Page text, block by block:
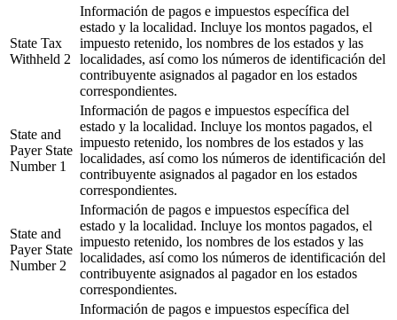
State Tax
Withheld 2
Información de pagos e impuestos específica del
estado y la localidad. Incluye los montos pagados, el
impuesto retenido, los nombres de los estados y las
localidades, así como los números de identificación del
contribuyente asignados al pagador en los estados
correspondientes.
State and
Payer State
Number 1
Información de pagos e impuestos específica del
estado y la localidad. Incluye los montos pagados, el
impuesto retenido, los nombres de los estados y las
localidades, así como los números de identificación del
contribuyente asignados al pagador en los estados
correspondientes.
State and
Payer State
Number 2
Información de pagos e impuestos específica del
estado y la localidad. Incluye los montos pagados, el
impuesto retenido, los nombres de los estados y las
localidades, así como los números de identificación del
contribuyente asignados al pagador en los estados
correspondientes.
Información de pagos e impuestos específica del